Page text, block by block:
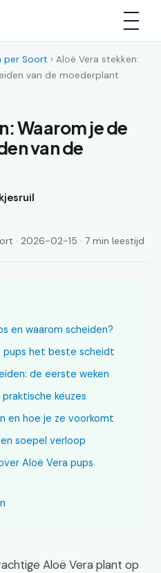
per Soort › Aloë Vera stekken:
van de moederplant
Waarom je de
van de
· 2026-02-15 · 7 min leestijd
en waarom scheiden?
pups het beste scheidt
de eerste weken
keuzes
en hoe je ze voorkomt
soepel verloop
Aloë Vera pups
Aloë Vera plant op